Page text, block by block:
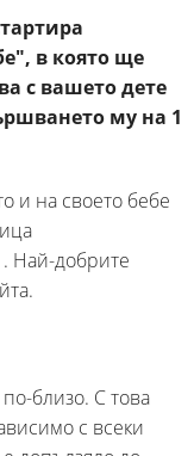
в която ще
с вашето дете
му на 1
и на своето бебе
Най-добрите
близо. С това
с всеки